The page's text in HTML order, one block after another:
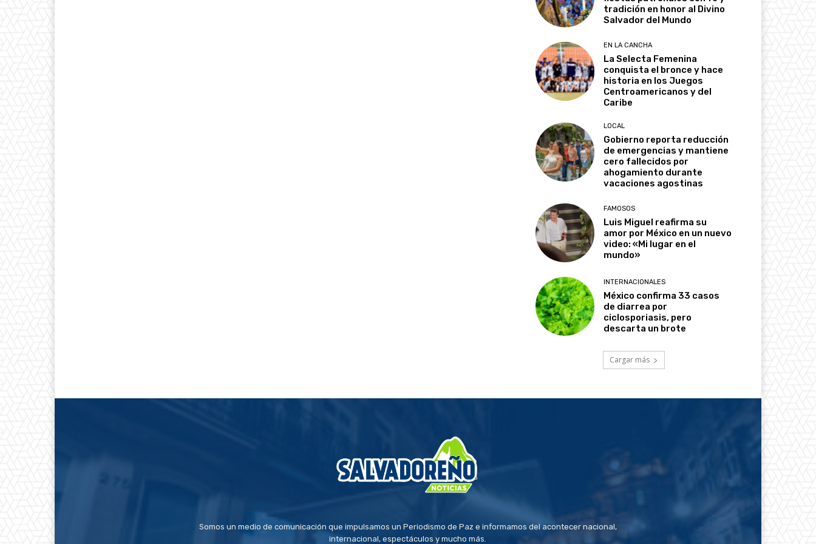
tradición en honor al Divino
Salvador del Mundo
EN LA CANCHA
La Selecta Femenina
conquista el bronce y hace
historia en los Juegos
Centroamericanos y del
Caribe
LOCAL
Gobierno reporta reducción
de emergencias y mantiene
cero fallecidos por
ahogamiento durante
vacaciones agostinas
FAMOSOS
Luis Miguel reafirma su
amor por México en un nuevo
video: «Mi lugar en el
mundo»
INTERNACIONALES
México confirma 33 casos
de diarrea por
ciclosporiasis, pero
descarta un brote
Cargar más
Somos un medio de comunicación que impulsamos un Periodismo de Paz e informamos del acontecer nacional,
internacional, espectáculos y mucho más.